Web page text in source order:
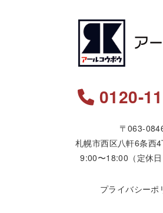
0120-
〒063-
札幌市西区八軒6条西
9:00〜18:00（定休日
プライバシーポ